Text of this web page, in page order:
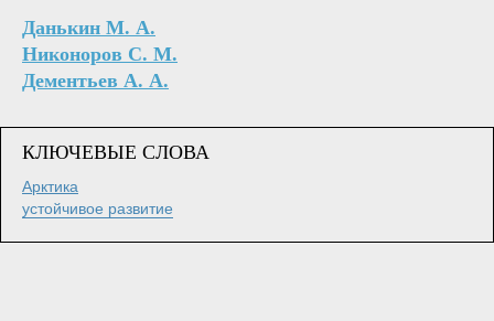
Данькин М. А.
Никоноров С. М.
Дементьев А. А.
КЛЮЧЕВЫЕ СЛОВА
Арктика
устойчивое развитие